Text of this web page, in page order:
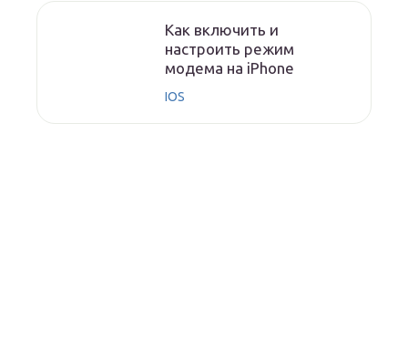
Как включить и
настроить режим
модема на iPhone
IOS